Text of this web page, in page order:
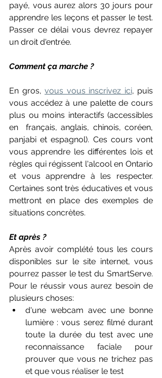
payé, vous aurez alors 30 jours pour
apprendre les leçons et passer le test.
Passer ce délai vous devrez repayer
un droit d'entrée.
Comment ça marche ?
En gros, vous vous inscrivez ici, puis
vous accédez à une palette de cours
plus ou moins interactifs (accessibles
en  français, anglais, chinois, coréen,
panjabi et espagnol). Ces cours vont
vous apprendre les différentes lois et
règles qui régissent l'alcool en Ontario
et vous apprendre à les respecter.
Certaines sont très éducatives et vous
mettront en place des exemples de
situations concrètes.
Et après ?
Après avoir complété tous les cours
disponibles sur le site internet, vous
pourrez passer le test du SmartServe.
Pour le réussir vous aurez besoin de
plusieurs choses:
d'une webcam avec une bonne
lumière : vous serez filmé durant
toute la durée du test avec une
reconnaissance faciale pour
prouver que vous ne trichez pas
et que vous réaliser le test